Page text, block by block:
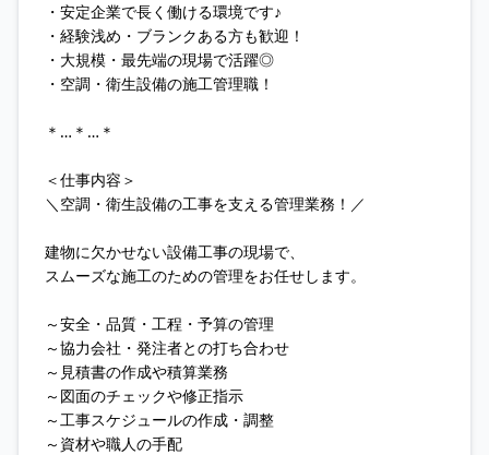
・安定企業で長く働ける環境です♪
・経験浅め・ブランクある方も歓迎！
・大規模・最先端の現場で活躍◎
・空調・衛生設備の施工管理職！
＊…＊…＊
＜仕事内容＞
＼空調・衛生設備の工事を支える管理業務！／
建物に欠かせない設備工事の現場で、
スムーズな施工のための管理をお任せします。
～安全・品質・工程・予算の管理
～協力会社・発注者との打ち合わせ
～見積書の作成や積算業務
～図面のチェックや修正指示
～工事スケジュールの作成・調整
～資材や職人の手配